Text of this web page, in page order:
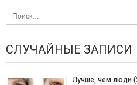
Найти:
СЛУЧАЙНЫЕ ЗАПИСИ
Лучше, чем люди